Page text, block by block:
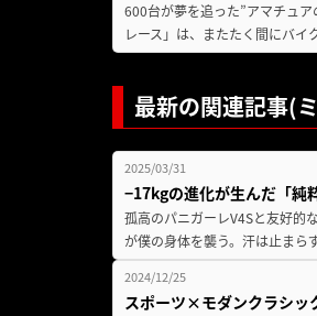
600台が夢を追った”アマチュ
レース」は、またたく間にバ
最新の関連記事(
2025/03/31
−17kgの進化が生んだ「純
孤高のパニガーレV4Sと友好的
が僕の身体を襲う。汗は止ま
2024/12/25
スポーツ×モダンクラシッ